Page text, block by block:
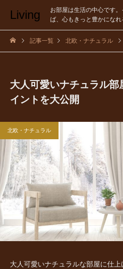
Living
お部屋は生活の中心です
ば、心もきっと豊かになれ
記事一覧 北欧・ナチュラル
大人可愛いナチュラル
イントを大公開
北欧・ナチュラル
大人可愛いナチュラルな部屋に仕